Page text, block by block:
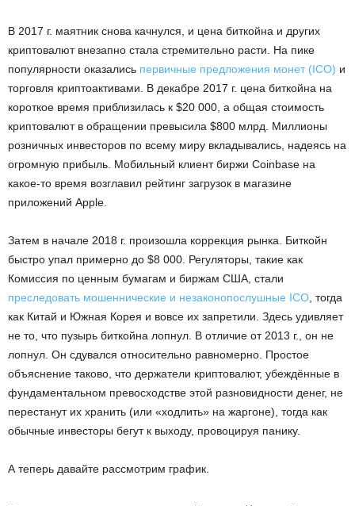
В 2017 г. маятник снова качнулся, и цена биткойна и других
криптовалют внезапно стала стремительно расти. На пике
популярности оказались первичные предложения монет (ICO) и
торговля криптоактивами. В декабре 2017 г. цена биткойна на
короткое время приблизилась к $20 000, а общая стоимость
криптовалют в обращении превысила $800 млрд. Миллионы
розничных инвесторов по всему миру вкладывались, надеясь на
огромную прибыль. Мобильный клиент биржи Coinbase на
какое-то время возглавил рейтинг загрузок в магазине
приложений Apple.
Затем в начале 2018 г. произошла коррекция рынка. Биткойн
быстро упал примерно до $8 000. Регуляторы, такие как
Комиссия по ценным бумагам и биржам США, стали
преследовать мошеннические и незаконопослушные ICO , тогда
как Китай и Южная Корея и вовсе их запретили. Здесь удивляет
не то, что пузырь биткойна лопнул. В отличие от 2013 г., он не
лопнул. Он сдувался относительно равномерно. Простое
объяснение таково, что держатели криптовалют, убеждённые в
фундаментальном превосходстве этой разновидности денег, не
перестанут их хранить (или «ходлить» на жаргоне), тогда как
обычные инвесторы бегут к выходу, провоцируя панику.
А теперь давайте рассмотрим график.